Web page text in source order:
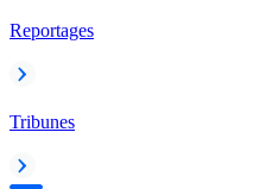
Reportages
Tribunes